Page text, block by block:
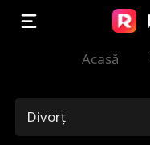
Acasă
Divorț